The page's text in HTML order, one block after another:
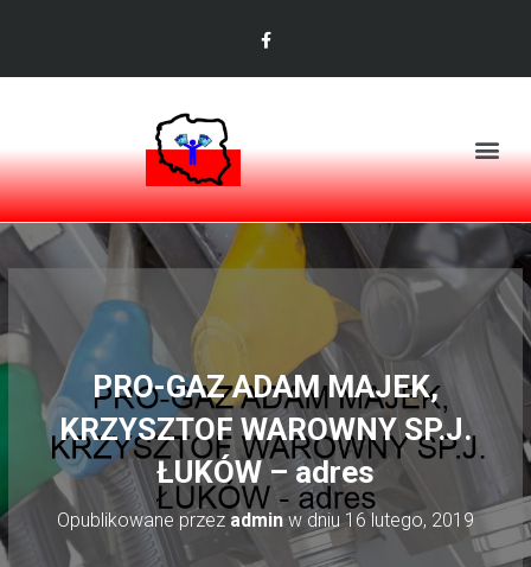
PRO-GAZ ADAM MAJEK,
KRZYSZTOF WAROWNY SP.J.
ŁUKÓW – adres
Opublikowane przez admin w dniu 16 lutego, 2019